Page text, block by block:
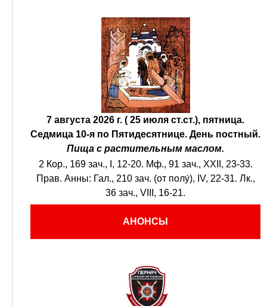
7 августа 2026 г. ( 25 июля ст.ст.), пятница.
Седмица 10-я по Пятидесятнице. День постный.
Пища с растительным маслом.
2 Кор., 169 зач., I, 12-20. Мф., 91 зач., XXII, 23-33.
Прав. Анны: Гал., 210 зач. (от полу́), IV, 22-31. Лк.,
36 зач., VIII, 16-21.
АНОНСЫ